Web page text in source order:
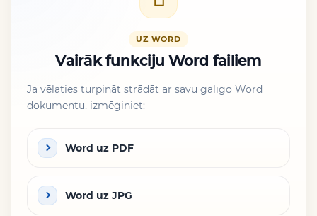
UZ WORD
Vairāk funkciju Word failiem
Ja vēlaties turpināt strādāt ar savu galīgo Word
dokumentu, izmēģiniet:
Word uz PDF
Word uz JPG